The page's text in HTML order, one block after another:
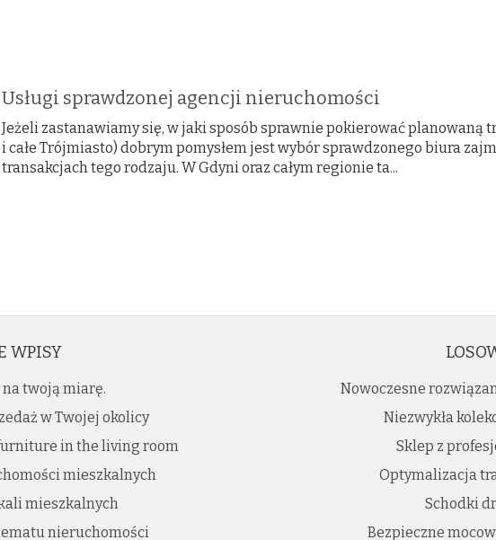
Usługi sprawdzonej agencji nieruchomości
Jeżeli zastanawiamy się, w jaki sposób sprawnie pokierować planowaną
i całe Trójmiasto) dobrym pomysłem jest wybór sprawdzonego biura
transakcjach tego rodzaju. W Gdyni oraz całym regionie ta...
WPISY
twoją miarę.
w Twojej okolicy
in the living room
mieszkalnych
mieszkalnych
nieruchomości
Nowoczesne
Niezwykła
Sklep z
Optymalizacja
Schodki
Bezpieczne